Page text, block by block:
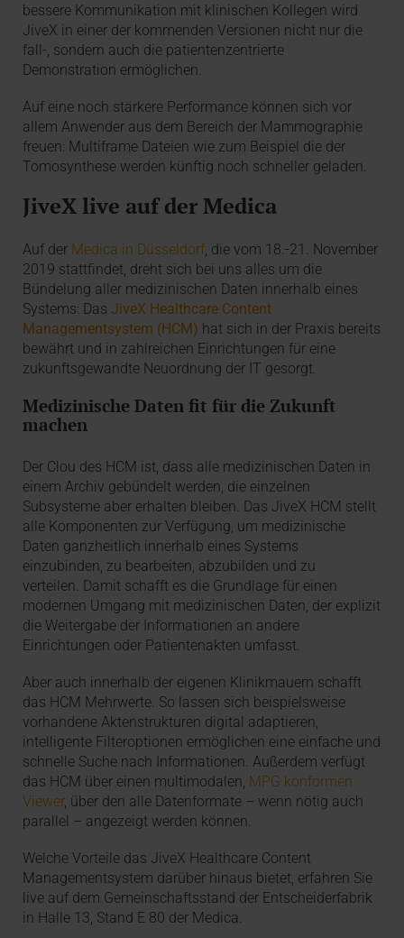
bessere Kommunikation mit klinischen Kollegen wird
JiveX in einer der kommenden Versionen nicht nur die
fall-, sondern auch die patientenzentrierte
Demonstration ermöglichen.
Auf eine noch stärkere Performance können sich vor
allem Anwender aus dem Bereich der Mammographie
freuen: Multiframe Dateien wie zum Beispiel die der
Tomosynthese werden künftig noch schneller geladen.
JiveX live auf der Medica
Auf der Medica in Düsseldorf, die vom 18.-21. November
2019 stattfindet, dreht sich bei uns alles um die
Bündelung aller medizinischen Daten innerhalb eines
Systems: DasJiveX Healthcare Content
Managementsystem (HCM) hat sich in der Praxis bereits
bewährt und in zahlreichen Einrichtungen für eine
zukunftsgewandte Neuordnung der IT gesorgt.
Medizinische Daten fit für die Zukunft
machen
Der Clou des HCM ist, dass alle medizinischen Daten in
einem Archiv gebündelt werden, die einzelnen
Subsysteme aber erhalten bleiben. Das JiveX HCM stellt
alle Komponenten zur Verfügung, um medizinische
Daten ganzheitlich innerhalb eines Systems
einzubinden, zu bearbeiten, abzubilden und zu
verteilen. Damit schafft es die Grundlage für einen
modernen Umgang mit medizinischen Daten, der explizit
die Weitergabe der Informationen an andere
Einrichtungen oder Patientenakten umfasst.
Aber auch innerhalb der eigenen Klinikmauern schafft
das HCM Mehrwerte. So lassen sich beispielsweise
vorhandene Aktenstrukturen digital adaptieren,
intelligente Filteroptionen ermöglichen eine einfache und
schnelle Suche nach Informationen. Außerdem verfügt
das HCM über einen multimodalen, MPG konformen
Viewer, über den alle Datenformate – wenn nötig auch
parallel – angezeigt werden können.
Welche Vorteile das JiveX Healthcare Content
Managementsystem darüber hinaus bietet, erfahren Sie
live auf dem Gemeinschaftsstand der Entscheiderfabrik
in Halle 13, Stand E 80 der Medica.